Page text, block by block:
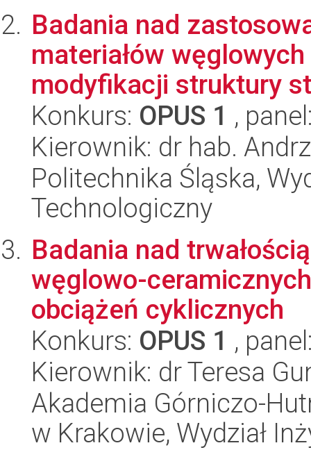
Badania nad
materiałów
modyfikacji struktury
Konkurs: OPUS 1 ,
Kierownik: dr hab.
Politechnika Śląska,
Technologiczny
Badania nad
węglowo-
obciążeń cyklicznych
Konkurs: OPUS 1 ,
Kierownik: dr Teresa
Akademia Górniczo-
w Krakowie, Wydział